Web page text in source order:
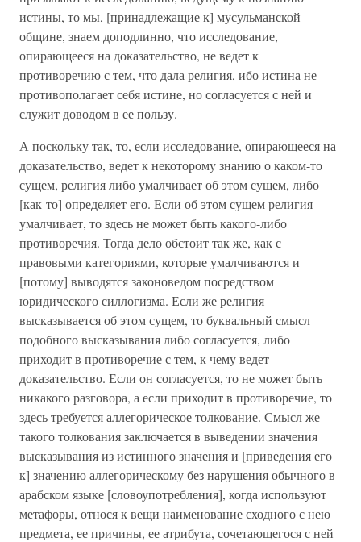
истины, то мы, [принадлежащие к] мусульманской
общине, знаем доподлинно, что исследование,
опирающееся на доказательство, не ведет к
противоречию с тем, что дала религия, ибо истина не
противополагает себя истине, но согласуется с ней и
служит доводом в ее пользу.
А поскольку так, то, если исследование, опирающееся на
доказательство, ведет к некоторому знанию о каком-то
сущем, религия либо умалчивает об этом сущем, либо
[как-то] определяет его. Если об этом сущем религия
умалчивает, то здесь не может быть какого-либо
противоречия. Тогда дело обстоит так же, как с
правовыми категориями, которые умалчиваются и
[потому] выводятся законоведом посредством
юридического силлогизма. Если же религия
высказывается об этом сущем, то буквальный смысл
подобного высказывания либо согласуется, либо
приходит в противоречие с тем, к чему ведет
доказательство. Если он согласуется, то не может быть
никакого разговора, а если приходит в противоречие, то
здесь требуется аллегорическое толкование. Смысл же
такого толкования заключается в выведении значения
высказывания из истинного значения и [приведения его
к] значению аллегорическому без нарушения обычного в
арабском языке [словоупотребления], когда используют
метафоры, относя к вещи наименование сходного с нею
предмета, ее причины, ее атрибута, сочетающегося с ней